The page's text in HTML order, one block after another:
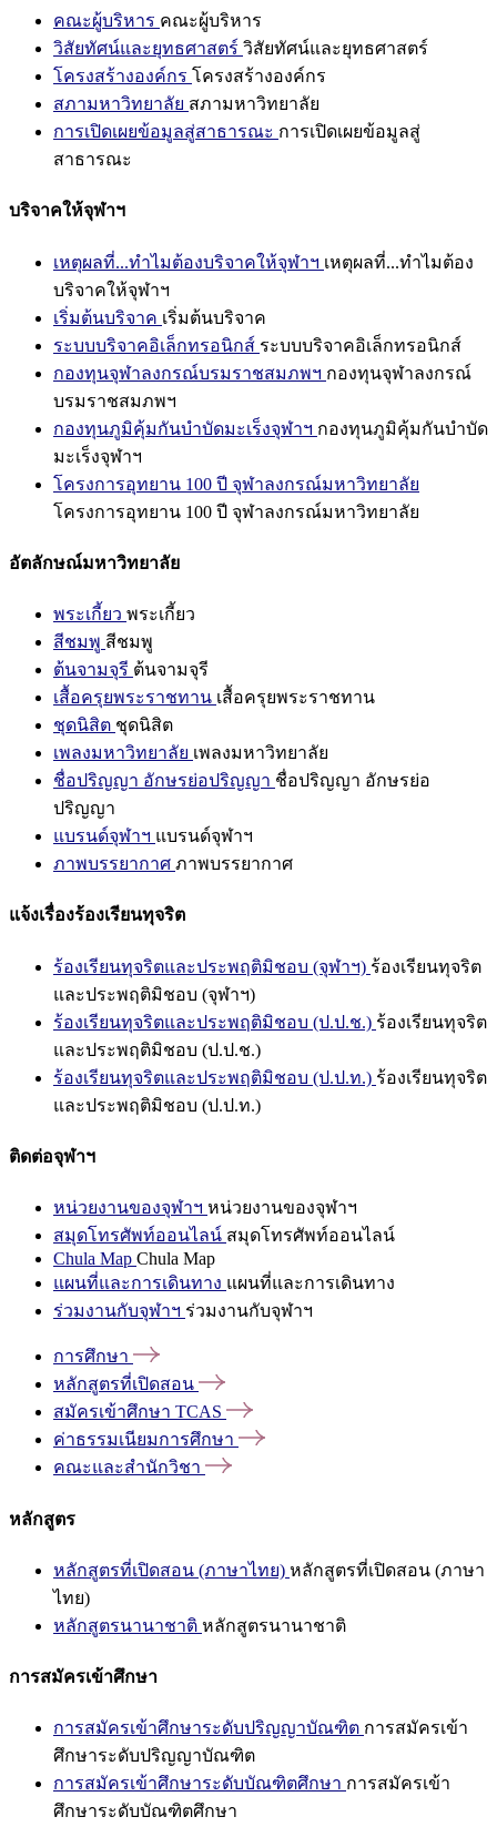
คณะผู้บริหาร คณะผู้บริหาร
วิสัยทัศน์และยุทธศาสตร์ วิสัยทัศน์และยุทธศาสตร์
โครงสร้างองค์กร โครงสร้างองค์กร
สภามหาวิทยาลัย สภามหาวิทยาลัย
การเปิดเผยข้อมูลสู่สาธารณะ การเปิดเผยข้อมูลสู่
สาธารณะ
บริจาคให้จุฬาฯ
เหตุผลที่...ทำไมต้องบริจาคให้จุฬาฯ เหตุผลที่...ทำไมต้อง
บริจาคให้จุฬาฯ
เริ่มต้นบริจาค เริ่มต้นบริจาค
ระบบบริจาคอิเล็กทรอนิกส์ ระบบบริจาคอิเล็กทรอนิกส์
กองทุนจุฬาลงกรณ์บรมราชสมภพฯ กองทุนจุฬาลงกรณ์
บรมราชสมภพฯ
กองทุนภูมิคุ้มกันบำบัดมะเร็งจุฬาฯ กองทุนภูมิคุ้มกันบำบัด
มะเร็งจุฬาฯ
โครงการอุทยาน 100 ปี จุฬาลงกรณ์มหาวิทยาลัย
โครงการอุทยาน 100 ปี จุฬาลงกรณ์มหาวิทยาลัย
อัตลักษณ์มหาวิทยาลัย
พระเกี้ยว พระเกี้ยว
สีชมพู สีชมพู
ต้นจามจุรี ต้นจามจุรี
เสื้อครุยพระราชทาน เสื้อครุยพระราชทาน
ชุดนิสิต ชุดนิสิต
เพลงมหาวิทยาลัย เพลงมหาวิทยาลัย
ชื่อปริญญา อักษรย่อปริญญา ชื่อปริญญา อักษรย่อ
ปริญญา
แบรนด์จุฬาฯ แบรนด์จุฬาฯ
ภาพบรรยากาศ ภาพบรรยากาศ
แจ้งเรื่องร้องเรียนทุจริต
ร้องเรียนทุจริตและประพฤติมิชอบ (จุฬาฯ) ร้องเรียนทุจริต
และประพฤติมิชอบ (จุฬาฯ)
ร้องเรียนทุจริตและประพฤติมิชอบ (ป.ป.ช.) ร้องเรียนทุจริต
และประพฤติมิชอบ (ป.ป.ช.)
ร้องเรียนทุจริตและประพฤติมิชอบ (ป.ป.ท.) ร้องเรียนทุจริต
และประพฤติมิชอบ (ป.ป.ท.)
ติดต่อจุฬาฯ
หน่วยงานของจุฬาฯ หน่วยงานของจุฬาฯ
สมุดโทรศัพท์ออนไลน์ สมุดโทรศัพท์ออนไลน์
Chula Map Chula Map
แผนที่และการเดินทาง แผนที่และการเดินทาง
ร่วมงานกับจุฬาฯ ร่วมงานกับจุฬาฯ
การศึกษา
หลักสูตรที่เปิดสอน
สมัครเข้าศึกษา TCAS
ค่าธรรมเนียมการศึกษา
คณะและสำนักวิชา
หลักสูตร
หลักสูตรที่เปิดสอน (ภาษาไทย) หลักสูตรที่เปิดสอน (ภาษา
ไทย)
หลักสูตรนานาชาติ หลักสูตรนานาชาติ
การสมัครเข้าศึกษา
การสมัครเข้าศึกษาระดับปริญญาบัณฑิต การสมัครเข้า
ศึกษาระดับปริญญาบัณฑิต
การสมัครเข้าศึกษาระดับบัณฑิตศึกษา การสมัครเข้า
ศึกษาระดับบัณฑิตศึกษา